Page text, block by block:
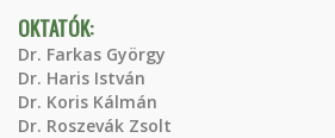
OKTATÓK:
Dr. Farkas György
Dr. Haris István
Dr. Koris Kálmán
Dr. Roszevák Zsolt